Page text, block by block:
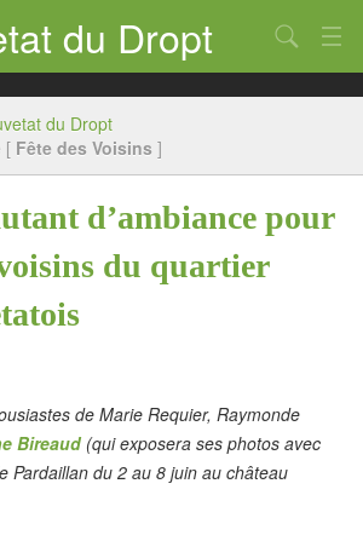
du Dropt
Chercher
du Dropt
[ Fête des Voisins ]
d’ambiance pour
du quartier
de Marie Requier, Raymonde
Bireaud(qui exposera ses photos avec
Pardaillan du 2 au 8 juin au château